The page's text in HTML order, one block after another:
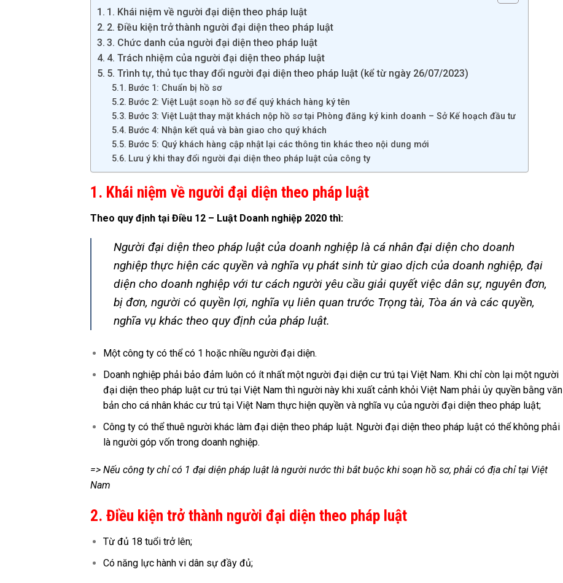
1. Khái niệm về người đại diện theo pháp luật
2. Điều kiện trở thành người đại diện theo pháp luật
3. Chức danh của người đại diện theo pháp luật
4. Trách nhiệm của người đại diện theo pháp luật
5. Trình tự, thủ tục thay đổi người đại diện theo pháp luật (kể từ ngày 26/07/2023)
Bước 1: Chuẩn bị hồ sơ
Bước 2: Việt Luật soạn hồ sơ để quý khách hàng ký tên
Bước 3: Việt Luật thay mặt khách nộp hồ sơ tại Phòng đăng ký kinh doanh – Sở Kế hoạch đầu tư
Bước 4: Nhận kết quả và bàn giao cho quý khách
Bước 5: Quý khách hàng cập nhật lại các thông tin khác theo nội dung mới
Lưu ý khi thay đổi người đại diện theo pháp luật của công ty
1. Khái niệm về người đại diện theo pháp luật
Theo quy định tại Điều 12 – Luật Doanh nghiệp 2020 thì:
Người đại diện theo pháp luật của doanh nghiệp là cá nhân đại diện cho doanh
nghiệp thực hiện các quyền và nghĩa vụ phát sinh từ giao dịch của doanh nghiệp, đại
diện cho doanh nghiệp với tư cách người yêu cầu giải quyết việc dân sự, nguyên đơn,
bị đơn, người có quyền lợi, nghĩa vụ liên quan trước Trọng tài, Tòa án và các quyền,
nghĩa vụ khác theo quy định của pháp luật.
Một công ty có thể có 1 hoặc nhiều người đại diện.
Doanh nghiệp phải bảo đảm luôn có ít nhất một người đại diện cư trú tại Việt Nam. Khi chỉ còn lại một người
đại diện theo pháp luật cư trú tại Việt Nam thì người này khi xuất cảnh khỏi Việt Nam phải ủy quyền bằng văn
bản cho cá nhân khác cư trú tại Việt Nam thực hiện quyền và nghĩa vụ của người đại diện theo pháp luật;
Công ty có thể thuê người khác làm đại diện theo pháp luật. Người đại diện theo pháp luật có thể không phải
là người góp vốn trong doanh nghiệp.
=> Nếu công ty chỉ có 1 đại diện pháp luật là người nước thì bắt buộc khi soạn hồ sơ, phải có địa chỉ tại Việt
Nam
2. Điều kiện trở thành người đại diện theo pháp luật
Từ đủ 18 tuổi trở lên;
Có năng lực hành vi dân sự đầy đủ;